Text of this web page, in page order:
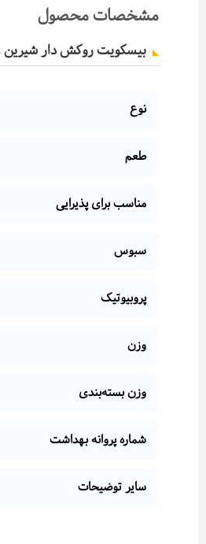
مشخصات محصول
بیسکویت روکش دار شیرین
نوع
طعم
مناسب برای پذیرایی
سبوس
پروبیوتیک
وزن
وزن بسته‌بندی
شماره پروانه بهداشت
سایر توضیحات